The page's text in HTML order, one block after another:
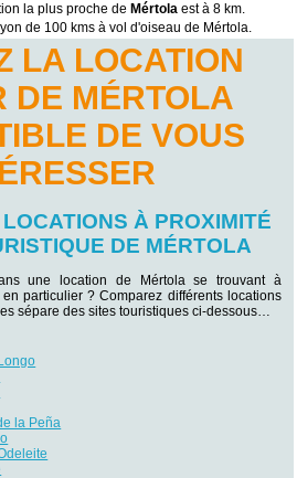
la plus proche de Mértola est à 8 km.
de 100 kms à vol d'oiseau de Mértola.
LA LOCATION
DE MÉRTOLA
DE VOUS
À PROXIMITÉ
DE MÉRTOLA
une location de Mértola se trouvant à
particulier ? Comparez différents locations
sépare des sites touristiques ci-dessous…
la Peña